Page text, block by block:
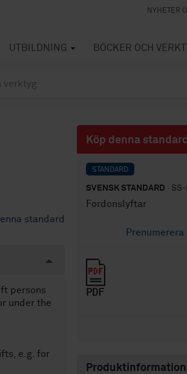
NYHETER
UTBILDNING BÖCKER OCH
standard
persons
under the
e.g. for
Köp denna standard
STANDARD
SVENSK STANDARD ·
Fordonslyftar
PDF
Produktinformation